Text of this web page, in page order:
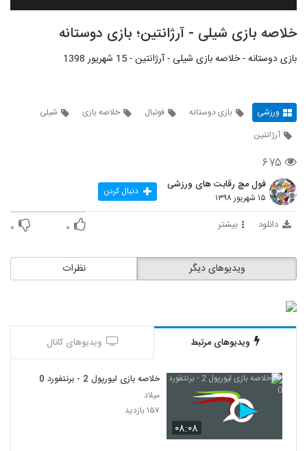
خلاصه بازی شیلی - آرژانتین؛ بازی دوستانه
بازی دوستانه - خلاصه بازی شیلی - آرژانتین - 15 شهریور 1398
ورزشی بازی دوستانه فوتبال خلاصه بازی
شیلی
آرژانتین
۶۷۵
فول مچ رقابت های ورزشی
۱۵ شهریور ۱۳۹۸ دنبال کردن
دانلود بیشتر ۰ ۰
نظرات ویدیوهای دیگر
ویدیوهای مرتبط ویدیوهای کانال
۰۸:۰۸
خلاصه بازی لیورپول 2 - برنتفورد 0
میلاد
۱۵۷ بازدید